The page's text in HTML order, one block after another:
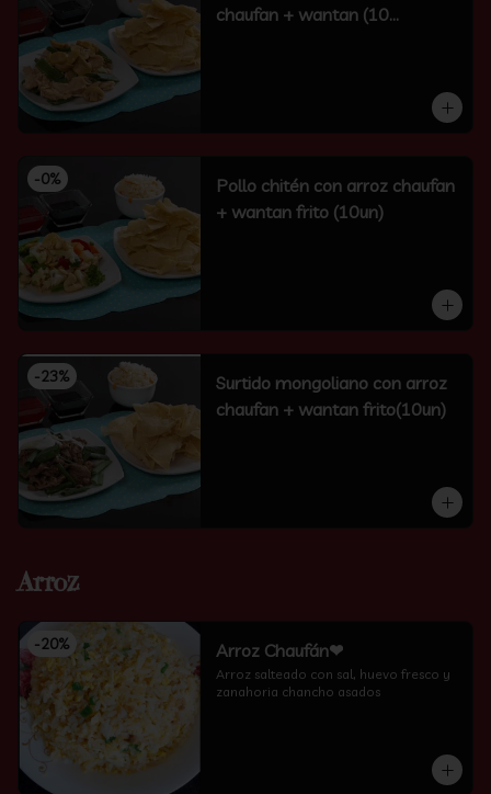
chaufan + wantan (10
-0%
Pollo chitén con arroz chaufan
+ wantan frito (10un)
-23%
Surtido mongoliano con arroz
chaufan + wantan frito(10un)
Arroz
-20% Arroz Chaufán❤
Arroz salteado con sal, huevo fresco y
zanahoria chancho asados